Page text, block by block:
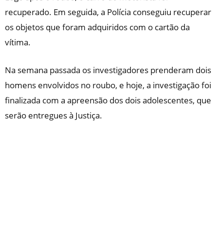
recuperado. Em seguida, a Polícia conseguiu recuperar
os objetos que foram adquiridos com o cartão da
vítima.
Na semana passada os investigadores prenderam dois
homens envolvidos no roubo, e hoje, a investigação foi
finalizada com a apreensão dos dois adolescentes, que
serão entregues à Justiça.